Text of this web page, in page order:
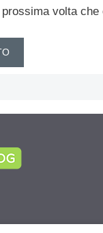
volta che